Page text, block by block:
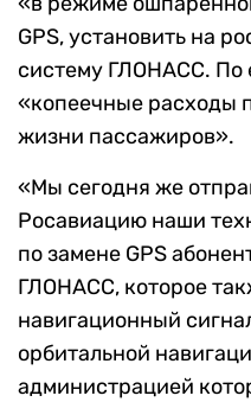
GPS, установить на
систему ГЛОНАСС. По
«копеечные расходы
жизни пассажиров».
«Мы сегодня же
Росавиацию наши
по замене GPS
ГЛОНАСС, которое
навигационный
орбитальной
администрацией